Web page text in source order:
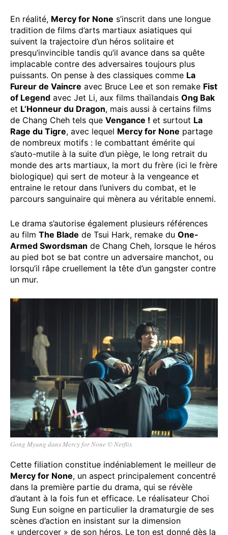
En réalité, Mercy for None s’inscrit dans une longue
tradition de films d’arts martiaux asiatiques qui
suivent la trajectoire d’un héros solitaire et
presqu’invincible tandis qu’il avance dans sa quête
implacable contre des adversaires toujours plus
puissants. On pense à des classiques comme La
Fureur de Vaincre avec Bruce Lee et son remake Fist
of Legend avec Jet Li, aux films thaïlandais Ong Bak
et L’Honneur du Dragon, mais aussi à certains films
de Chang Cheh tels que Vengance ! et surtout La
Rage du Tigre, avec lequel Mercy for None partage
de nombreux motifs : le combattant émérite qui
s’auto-mutile à la suite d’un piège, le long retrait du
monde des arts martiaux, la mort du frère (ici le frère
biologique) qui sert de moteur à la vengeance et
entraine le retour dans l’univers du combat, et le
parcours sanguinaire qui mènera au véritable ennemi.
Le drama s’autorise également plusieurs références
au film The Blade de Tsui Hark, remake du One-
Armed Swordsman de Chang Cheh, lorsque le héros
au pied bot se bat contre un adversaire manchot, ou
lorsqu’il râpe cruellement la tête d’un gangster contre
un mur.
Gong Myung dans Mercy for None © Netflix
Cette filiation constitue indéniablement le meilleur de
Mercy for None, un aspect principalement concentré
dans la première partie du drama, qui se révèle
d’autant à la fois fun et efficace. Le réalisateur Choi
Sung Eun soigne en particulier la dramaturgie de ses
scènes d’action en insistant sur la dimension
« undercover » de son héros. Le ton est donné dès la